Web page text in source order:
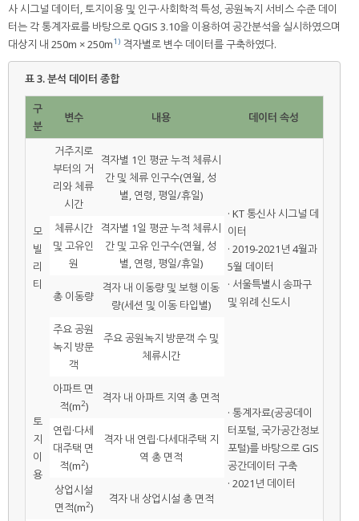
사 시그널 데이터, 토지이용 및 인구·사회학적 특성, 공원녹지 서비스 수준 데이
터는 각 통계자료를 바탕으로 QGIS 3.10을 이용하여 공간분석을 실시하였으며
대상지 내 250m × 250m1) 격자별로 변수 데이터를 구축하였다.
표 3.분석 데이터 종합
구
분
변수 내용 데이터 속성
모
빌
리
티
거주지로
부터의 거
리와 체류
시간
격자별 1인 평균 누적 체류시
간 및 체류 인구수(연월, 성
별, 연령, 평일/휴일)
· KT 통신사 시그널 데
이터
· 2019-2021년 4월과
5월 데이터
· 서울특별시 송파구
및 위례 신도시
체류시간
및 고유인
원
격자별 1일 평균 누적 체류시
간 및 고유 인구수(연월, 성
별, 연령, 평일/휴일)
총 이동량
격자 내 이동량 및 보행 이동
량(세션 및 이동 타입별)
주요 공원
녹지 방문
객
주요 공원녹지 방문객 수 및
체류시간
토
지
이
용
아파트 면
적(m2)
격자 내 아파트 지역 총 면적
· 통계자료(공공데이
터포털, 국가공간정보
포털)를 바탕으로 GIS
공간데이터 구축
· 2021년 데이터
연립·다세
대주택 면
적(m2)
격자 내 연립·다세대주택 지
역 총 면적
상업시설
면적(m2)
격자 내 상업시설 총 면적